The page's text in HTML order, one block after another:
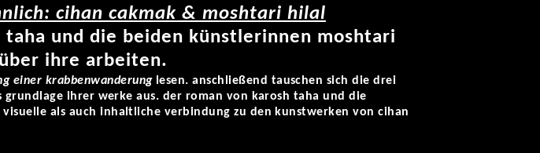
cihan cakmak & moshtari hilal
und die beiden künstlerinnen moshtari
ihre arbeiten.
einer krabbenwanderung lesen. anschließend tauschen sich die drei
ihrer werke aus. der roman von karosh taha und die
als auch inhaltliche verbindung zu den kunstwerken von cihan